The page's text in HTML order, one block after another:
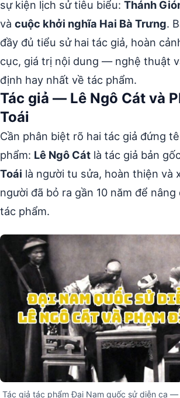
sự kiện lịch sử tiêu biểu: Thánh
và cuộc khởi nghĩa Hai Bà Trưng.
đầy đủ tiểu sử hai tác giả, hoàn
cục, giá trị nội dung — nghệ thuật
định hay nhất về tác phẩm.
Tác giả — Lê Ngô Cát và
Toái
Cần phân biệt rõ hai tác giả đứng
phẩm: Lê Ngô Cát là tác giả bản
Toái là người tu sửa, hoàn thiện và
người đã bỏ ra gần 10 năm để
tác phẩm.
Tác giả tác phẩm Đại Nam quốc sử diễn ca —